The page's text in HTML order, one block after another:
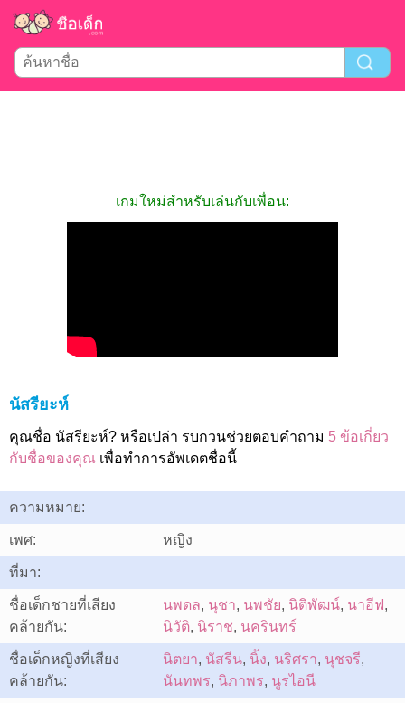
เกมใหม่สำหรับเล่นกับเพื่อน:
นัสรียะห์
คุณชื่อ นัสรียะห์? หรือเปล่า รบกวนช่วยตอบคำถาม 5 ข้อเกี่ยว
กับชื่อของคุณ เพื่อทำการอัพเดตชื่อนี้
ความหมาย:
เพศ: หญิง
ที่มา:
ชื่อเด็กชายที่เสียง
คล้ายกัน:
นพดล, นุชา, นพชัย, นิติพัฒน์, นาอีฟ,
นิวัติ, นิราช, นครินทร์
ชื่อเด็กหญิงที่เสียง
คล้ายกัน:
นิตยา, นัสรีน, นิ้ง, นริศรา, นุชจรี,
นันทพร, นิภาพร, นูรไอนี